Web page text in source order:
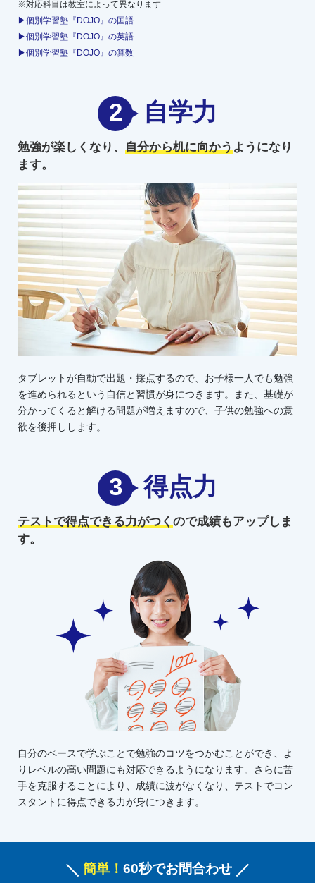
※対応科目は教室によって異なります
▶個別学習塾『DOJO』の国語
▶個別学習塾『DOJO』の英語
▶個別学習塾『DOJO』の算数
2 自学力
勉強が楽しくなり、 自分から机に向かうようになり
ます。
タブレットが自動で出題・採点するので、お子様一人でも勉強
を進められるという自信と習慣が身につきます。また、基礎が
分かってくると解ける問題が増えますので、子供の勉強への意
欲を後押しします。
3 得点力
テストで得点できる力がつくので成績もアップしま
す。
自分のペースで学ぶことで勉強のコツをつかむことができ、よ
りレベルの高い問題にも対応できるようになります。さらに苦
手を克服することにより、成績に波がなくなり、テストでコン
スタントに得点できる力が身につきます。
簡単！ 60秒でお問合わせ